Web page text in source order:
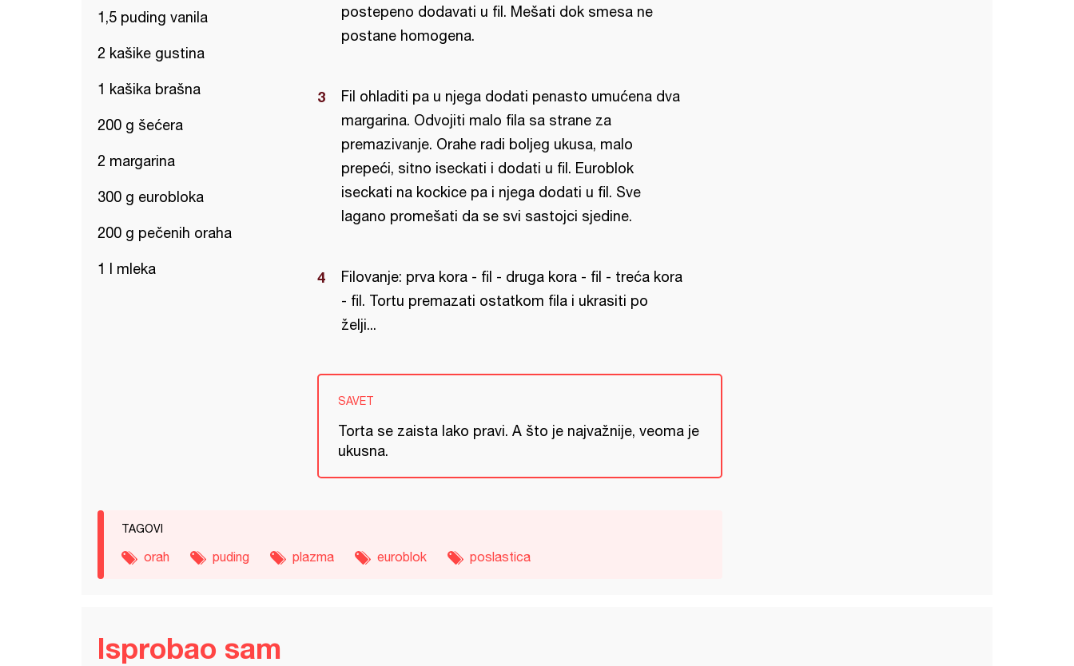
1,5 puding vanila
2 kašike gustina
1 kašika brašna
200 g šećera
2 margarina
300 g eurobloka
200 g pečenih oraha
1 l mleka
postepeno dodavati u fil. Mešati dok smesa ne
postane homogena.
Fil ohladiti pa u njega dodati penasto umućena dva
margarina. Odvojiti malo fila sa strane za
premazivanje. Orahe radi boljeg ukusa, malo
prepeći, sitno iseckati i dodati u fil. Euroblok
iseckati na kockice pa i njega dodati u fil. Sve
lagano promešati da se svi sastojci sjedine.
Filovanje: prva kora - fil - druga kora - fil - treća kora
- fil. Tortu premazati ostatkom fila i ukrasiti po
želji...
SAVET
Torta se zaista lako pravi. A što je najvažnije, veoma je
ukusna.
TAGOVI
orah puding plazma euroblok poslastica
Isprobao sam